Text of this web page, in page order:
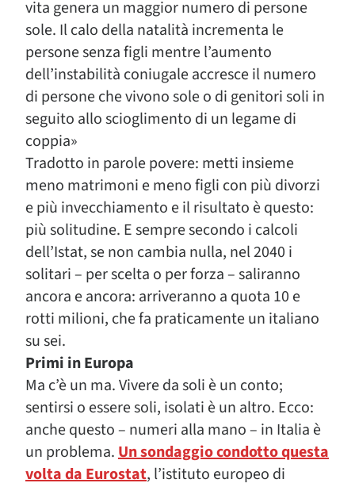
vita genera un maggior numero di persone
sole. Il calo della natalità incrementa le
persone senza figli mentre l’aumento
dell’instabilità coniugale accresce il numero
di persone che vivono sole o di genitori soli in
seguito allo scioglimento di un legame di
coppia»
Tradotto in parole povere: metti insieme
meno matrimoni e meno figli con più divorzi
e più invecchiamento e il risultato è questo:
più solitudine. E sempre secondo i calcoli
dell’Istat, se non cambia nulla, nel 2040 i
solitari – per scelta o per forza – saliranno
ancora e ancora: arriveranno a quota 10 e
rotti milioni, che fa praticamente un italiano
su sei.
Primi in Europa
Ma c’è un ma. Vivere da soli è un conto;
sentirsi o essere soli, isolati è un altro. Ecco:
anche questo – numeri alla mano – in Italia è
un problema.Un sondaggio condotto questa
volta da Eurostat, l’istituto europeo di